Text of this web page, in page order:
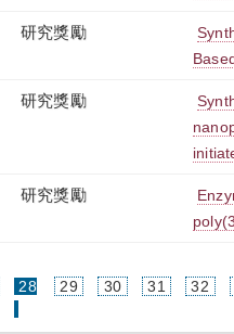
研究獎勵
研究獎勵
研究獎勵
28
29 30 31 32